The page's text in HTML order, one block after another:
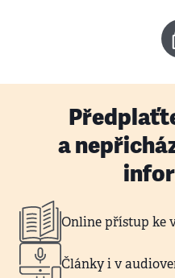
a
Online přístup ke
Články i v